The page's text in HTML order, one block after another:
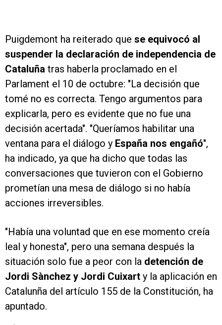
Puigdemont ha reiterado que se equivocó al
suspender la declaración de independencia de
Cataluña tras haberla proclamado en el
Parlament el 10 de octubre: "La decisión que
tomé no es correcta. Tengo argumentos para
explicarla, pero es evidente que no fue una
decisión acertada". "Queríamos habilitar una
ventana para el diálogo y España nos engañó",
ha indicado, ya que ha dicho que todas las
conversaciones que tuvieron con el Gobierno
prometían una mesa de diálogo si no había
acciones irreversibles.
"Había una voluntad que en ese momento creía
leal y honesta", pero una semana después la
situación solo fue a peor con la detención de
Jordi Sànchez y Jordi Cuixart y la aplicación en
Catalunña del artículo 155 de la Constitución, ha
apuntado.